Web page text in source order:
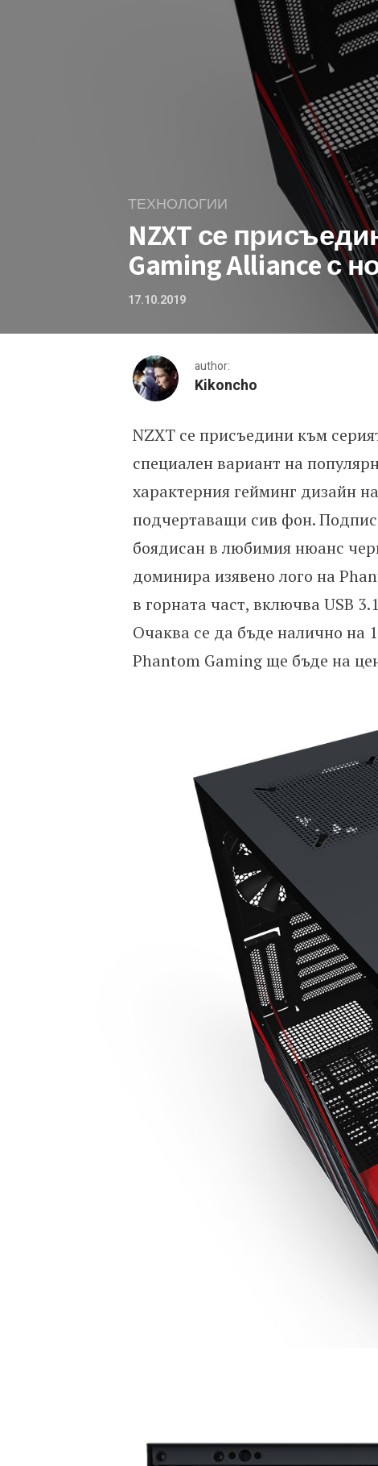
ТЕХНОЛОГИИ
NZXT се
Gaming Alliance с
17.10.2019
author:
Kikoncho
NZXT се присъединяват
NZXT се присъедини към
специален вариант на
характерния гейминг дизайн
подчертаващи сив фон.
боядисан в любимия нюанс
доминира изявено лого на
в горната част, включва USB
Oчаква се да бъде налично на
Phantom Gaming ще бъде на